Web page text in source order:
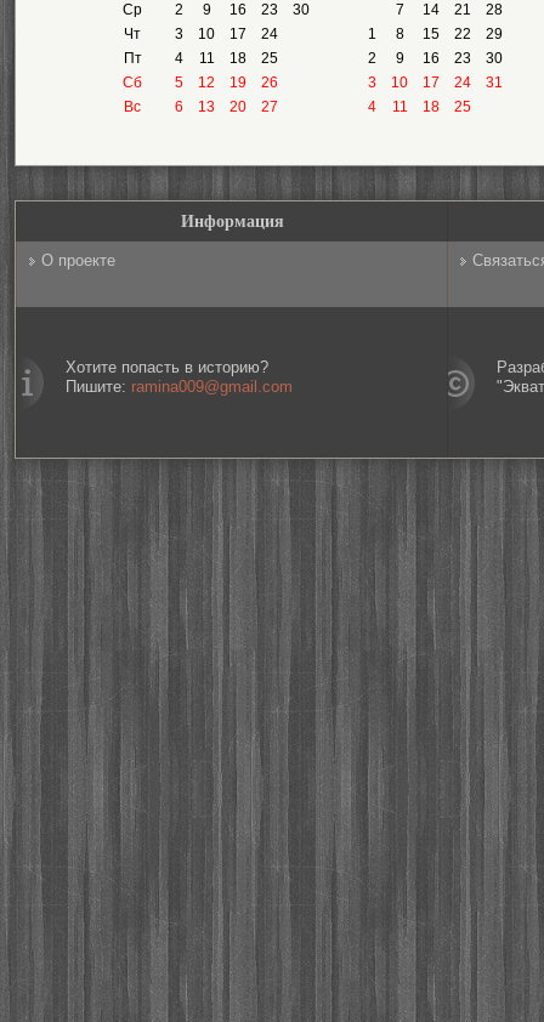
Ср
Чт
Пт
Сб
Вс
2
9 16 23
30
3
10 17
24
4
11 18
25
5
12 19
26
6
13 20 27
7
14 21
28
1
8 15 22
29
2
9 16 23
30
3
10 17 24
31
4
11 18 25
Информация
О проекте
Хотите попасть в историю?
Пишите: ramina009@gmail.com